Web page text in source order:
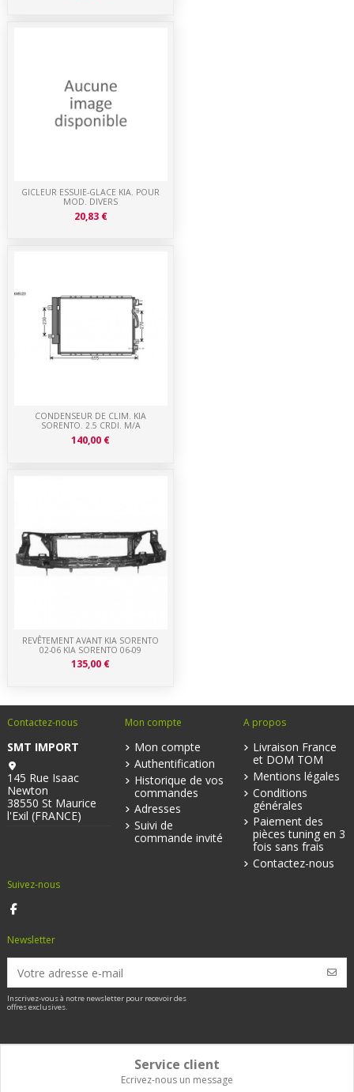
REVÊTEMENT AVANT KIA SORENTO
02-06 KIA SORENTO 06-09
135,00 €
CONDENSEUR DE CLIM. KIA
SORENTO. 2.5 CRDI. M/A
140,00 €
GICLEUR ESSUIE-GLACE KIA. POUR
MOD. DIVERS
20,83 €
Contactez-nous
SMT IMPORT
145 Rue Isaac
Newton
38550 St Maurice
l'Exil (FRANCE)
Mon compte
Mon compte
Authentification
Historique de vos
commandes
Adresses
Suivi de
commande invité
A propos
Livraison France
et DOM TOM
Mentions légales
Conditions
générales
Paiement des
pièces tuning en 3
fois sans frais
Contactez-nous
Suivez-nous
Newsletter
Inscrivez-vous à notre newsletter pour recevoir des
offres exclusives.
Service client
Ecrivez-nous un message